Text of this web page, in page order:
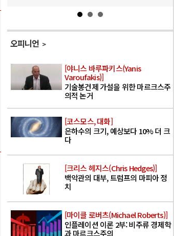
오피니언
[야니스 바루파키스(Yanis
Varoufakis)]
기술봉건제 가설을 위한 마르크스주
의적 논거
[코스모스, 대화]
은하수의 크기, 예상보다 10% 더 크
다
[크리스 헤지스(Chris Hedges)]
백악관의 대부, 트럼프의 마피아 정
치
[마이클 로버츠(Michael Roberts)]
인플레이션 이론 2부: 비주류 경제학
과 마르크스주의